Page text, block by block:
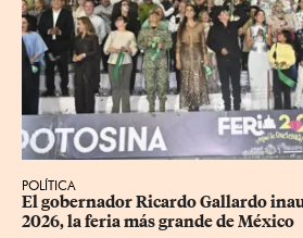
POLÍTICA
​El gobernador Ricardo Gallardo
2026, la feria más grande de México